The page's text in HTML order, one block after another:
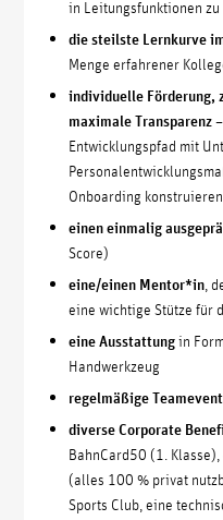
in Leitungsfunktionen zu
die steilste Lernkurve
Menge erfahrener
individuelle Förderung,
maximale Transparenz
Entwicklungspfad mit
Onboarding konstruieren
einen einmalig
Score)
eine/einen Mentor*in ,
eine wichtige Stütze für
eine Ausstattungin
Handwerkzeug
regelmäßige
diverseCorporate
BahnCard50 (1.
(alles 100 % privat
Sports Club, eine